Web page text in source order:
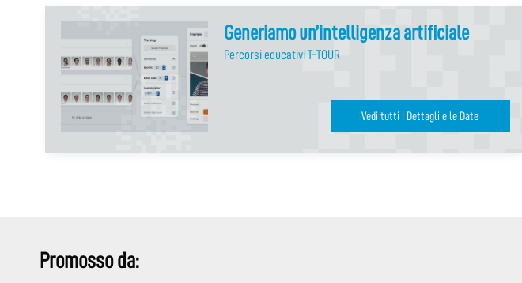
Generiamo un’intelligenza artificiale
Percorsi educativi T-TOUR
Vedi tutti i Dettagli e le Date
Promosso da: